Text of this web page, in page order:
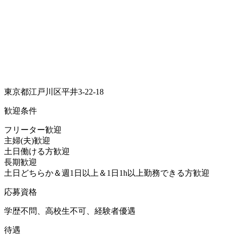
東京都江戸川区平井3-22-18
歓迎条件
フリーター歓迎
主婦(夫)歓迎
土日働ける方歓迎
長期歓迎
土日どちらか＆週1日以上＆1日1h以上勤務できる方歓迎
応募資格
学歴不問、高校生不可、経験者優遇
待遇